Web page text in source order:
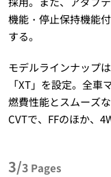
機能・停止保持機能
する。
モデルラインナップ
「XT」を設定。全
燃費性能とスムーズ
CVTで、FFのほか、
3/3 Pages